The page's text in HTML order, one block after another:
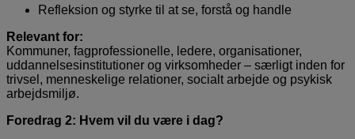
Refleksion og styrke til at se, forstå og handle
Relevant for:
Kommuner, fagprofessionelle, ledere, organisationer,
uddannelsesinstitutioner og virksomheder – særligt inden for
trivsel, menneskelige relationer, socialt arbejde og psykisk
arbejdsmiljø.
Foredrag 2: Hvem vil du være i dag?